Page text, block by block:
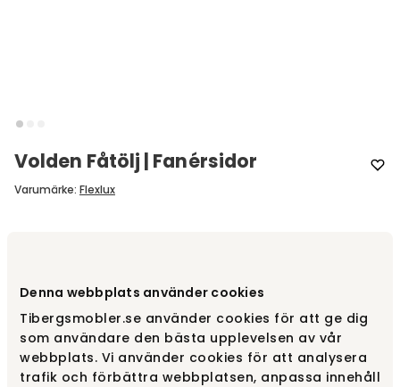
Denna webbplats använder cookies
Tibergsmobler.se använder cookies för att ge dig
som användare den bästa upplevelsen av vår
webbplats. Vi använder cookies för att analysera
trafik och förbättra webbplatsen, anpassa innehåll
Volden Fåtölj | Fanérsidor
Varumärke: Flexlux
Fanérsidor
Helklädd fr.19 310 kr